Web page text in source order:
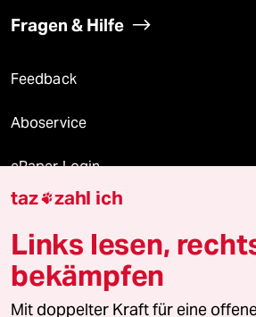
Fragen & Hilfe
Feedback
Aboservice
ePaper Login
Downloads für Abonnierende
© 2026 taz Verlags und Vertriebs
Alle Rechte vorbehalten. Bei rechtlichen
taz zahl ich
Links lesen,
bekämpfen
Mit doppelter Kraft für eine